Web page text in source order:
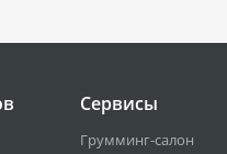
Сервисы
Грумминг-салон